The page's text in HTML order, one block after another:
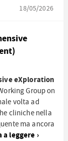
18/05/2026
eXploration
Group on
volta ad
cliniche nella
ma ancora
leggere ›